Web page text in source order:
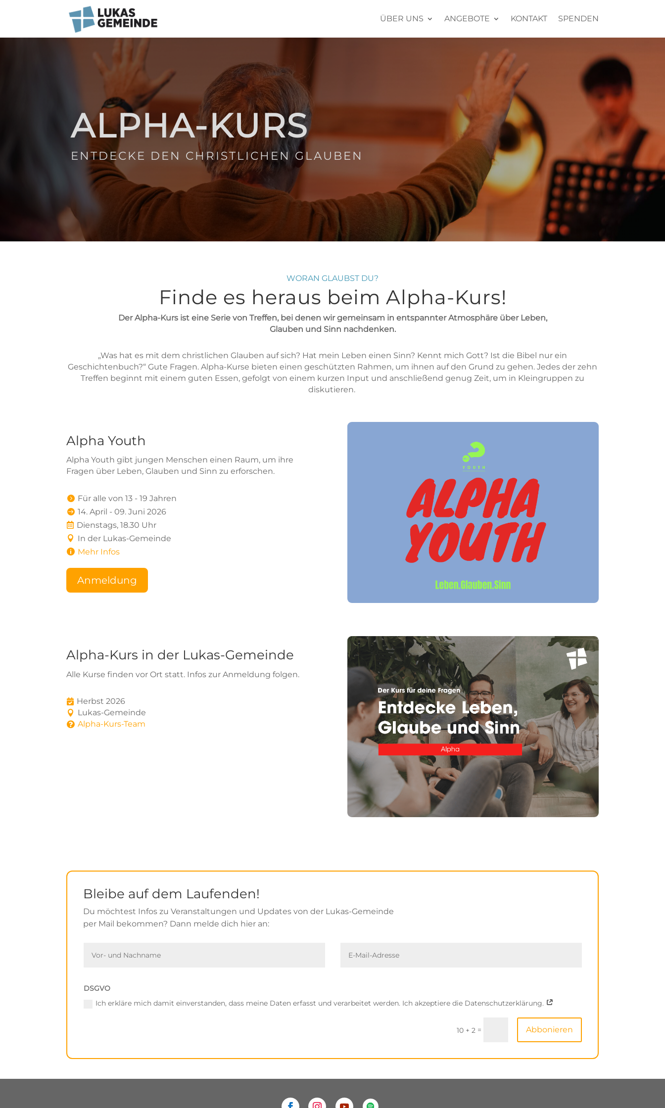
ÜBER UNS ANGEBOTE KONTAKT SPENDEN
ALPHA-KURS
ENTDECKE DEN CHRISTLICHEN GLAUBEN
WORAN GLAUBST DU?
Finde es heraus beim Alpha-Kurs!
Der Alpha-Kurs ist eine Serie von Treffen, bei denen wir gemeinsam in entspannter Atmosphäre über Leben,
Glauben und Sinn nachdenken.
„Was hat es mit dem christlichen Glauben auf sich? Hat mein Leben einen Sinn? Kennt mich Gott? Ist die Bibel nur ein
Geschichtenbuch?“ Gute Fragen. Alpha-Kurse bieten einen geschützten Rahmen, um ihnen auf den Grund zu gehen. Jedes der zehn
Treffen beginnt mit einem guten Essen, gefolgt von einem kurzen Input und anschließend genug Zeit, um in Kleingruppen zu
diskutieren.
Alpha Youth
Alpha Youth gibt jungen Menschen einen Raum, um ihre
Fragen über Leben, Glauben und Sinn zu erforschen.
 Für alle von 13 - 19 Jahren
 14. April - 09. Juni 2026
 Dienstags, 18.30 Uhr
 In der Lukas-Gemeinde
 Mehr Infos
Anmeldung
Alpha-Kurs in der Lukas-Gemeinde
Alle Kurse finden vor Ort statt. Infos zur Anmeldung folgen.
 Herbst 2026
 Lukas-Gemeinde
 Alpha-Kurs-Team
Bleibe auf dem Laufenden!
Du möchtest Infos zu Veranstaltungen und Updates von der Lukas-Gemeinde
per Mail bekommen? Dann melde dich hier an:
DSGVO
Ich erkläre mich damit einverstanden, dass meine Daten erfasst und verarbeitet werden. Ich akzeptiere die Datenschutzerklärung.
10 + 2 = Abbonieren